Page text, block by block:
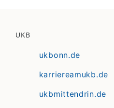
UKB
ukbonn.de
karriereamukb.de
ukbmittendrin.de